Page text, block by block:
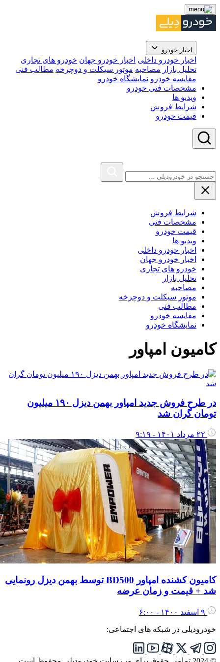
اخبار خودرو
اخبار خودرو داخلی اخبار خودرو جهان خودرو های تجاری
تحلیل بازار مصاحبه موتور سیکلت و دوچرخه مطالب فنی
مقایسه خودرو نمایشگاه خودرو
مشخصات فنی خودرو
ویدیو ها
شرایط فروش
قیمت خودرو
شرایط فروش
مشخصات فنی
قیمت خودرو
ویدیو ها
اخبار خودرو داخلی
اخبار خودرو جهان
خودرو های تجاری
تحلیل بازار
مصاحبه
موتور سیکلت و دوچرخه
مطالب فنی
مقایسه خودرو
نمایشگاه خودرو
امپاور
در طرح فروش جدید امپاور بهمن دیزل ۱۹۰ میلیون
گران شد
۲۲ مرداد ۱۴۰۱ - ۹:۱۹
کامیون کشنده امپاور BD500 توسط بهمن دیزل رونمایی
+ قیمت و زمان عرضه
۹ اسفند ۱۴۰۰ - ۶:۰۰
در شبکه های اجتماعی: